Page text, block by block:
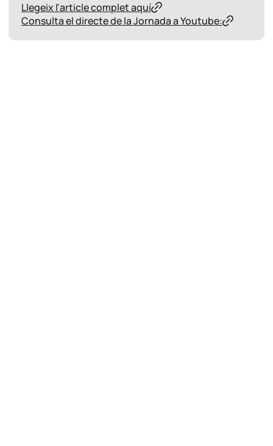
Llegeix l'article complet aquí
Consulta el directe de la Jornada a Youtube: